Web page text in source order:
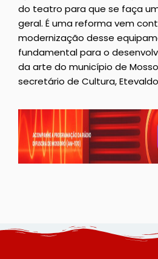
do teatro para que se faça
geral. É uma reforma vem
modernização desse
fundamental para o
da arte do município de
secretário de Cultura,